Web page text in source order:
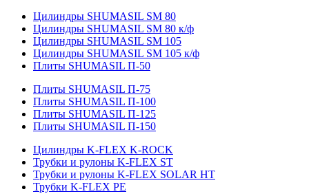
Цилиндры SHUMASIL SM 80
Цилиндры SHUMASIL SM 80 к/ф
Цилиндры SHUMASIL SM 105
Цилиндры SHUMASIL SM 105 к/ф
Плиты SHUMASIL П-50
Плиты SHUMASIL П-75
Плиты SHUMASIL П-100
Плиты SHUMASIL П-125
Плиты SHUMASIL П-150
Цилиндры K-FLEX K-ROCK
Трубки и рулоны K-FLEX ST
Трубки и рулоны K-FLEX SOLAR HT
Трубки K-FLEX PE